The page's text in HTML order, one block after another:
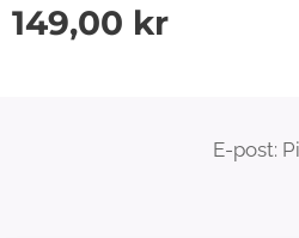
149,00 kr
E-post: